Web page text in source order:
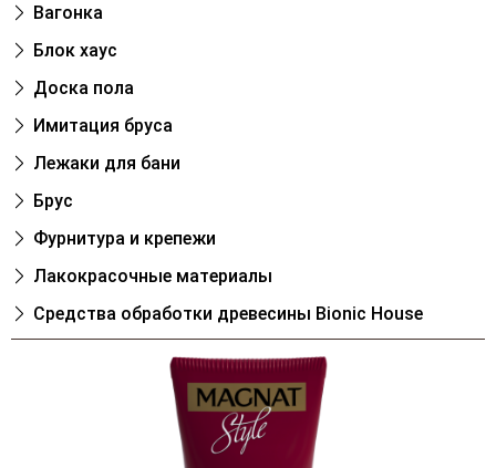
Вагонка
Блок хаус
Доска пола
Имитация бруса
Лежаки для бани
Брус
Фурнитура и крепежи
Лакокрасочные материалы
Cредства обработки древесины Bionic House